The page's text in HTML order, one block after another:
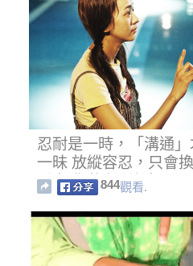
忍耐是一時，「溝通」
一昧 放縱容忍，只會
看完 你將有所領悟！
844觀看.